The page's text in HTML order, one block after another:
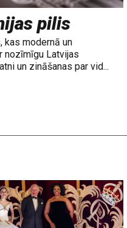
pilis
kas modernā un
nozīmīgu Latvijas
un zināšanas par vid...